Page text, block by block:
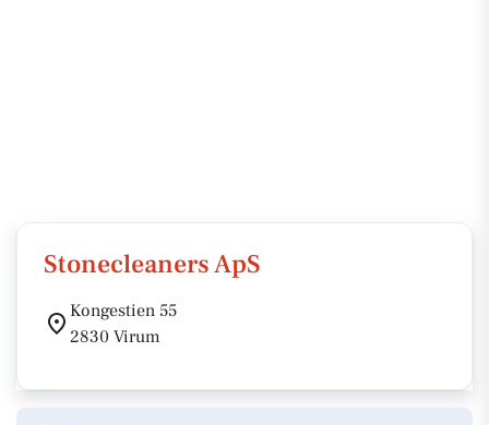
Stonecleaners ApS
Kongestien 55
2830 Virum